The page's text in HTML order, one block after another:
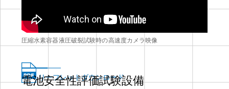
圧縮水素容器液圧破裂試験時の高速度カメラ映像
リーフレットダウンロード
電池安全性評価試験設備